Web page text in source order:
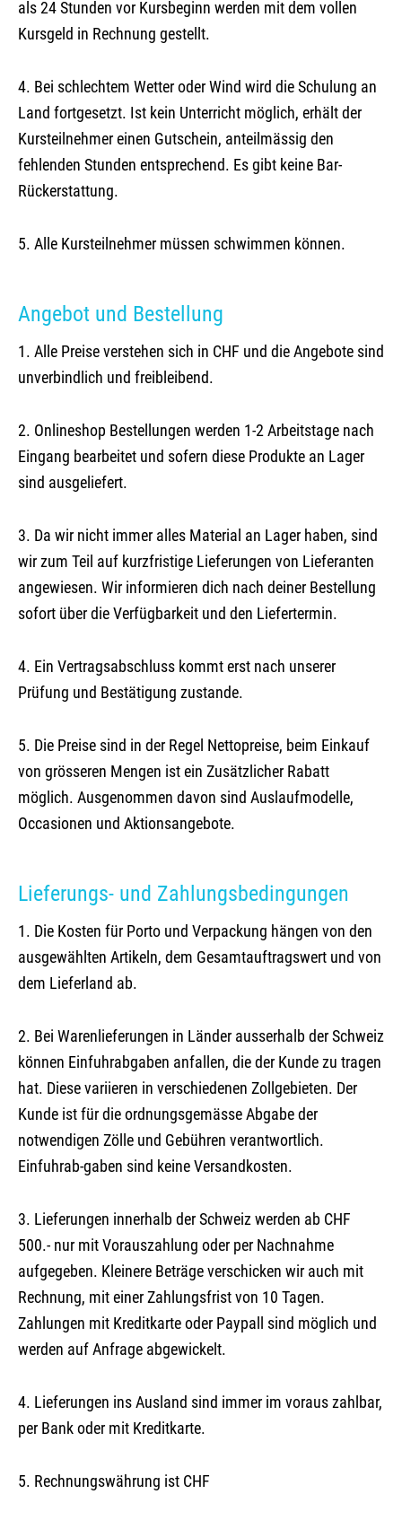
als 24 Stunden vor Kursbeginn werden mit dem vollen
Kursgeld in Rechnung gestellt.
4. Bei schlechtem Wetter oder Wind wird die Schulung an
Land fortgesetzt. Ist kein Unterricht möglich, erhält der
Kursteilnehmer einen Gutschein, anteilmässig den
fehlenden Stunden entsprechend. Es gibt keine Bar-
Rückerstattung.
5. Alle Kursteilnehmer müssen schwimmen können.
Angebot und Bestellung
1. Alle Preise verstehen sich in CHF und die Angebote sind
unverbindlich und freibleibend.
2. Onlineshop Bestellungen werden 1-2 Arbeitstage nach
Eingang bearbeitet und sofern diese Produkte an Lager
sind ausgeliefert.
3. Da wir nicht immer alles Material an Lager haben, sind
wir zum Teil auf kurzfristige Lieferungen von Lieferanten
angewiesen. Wir informieren dich nach deiner Bestellung
sofort über die Verfügbarkeit und den Liefertermin.
4. Ein Vertragsabschluss kommt erst nach unserer
Prüfung und Bestätigung zustande.
5. Die Preise sind in der Regel Nettopreise, beim Einkauf
von grösseren Mengen ist ein Zusätzlicher Rabatt
möglich. Ausgenommen davon sind Auslaufmodelle,
Occasionen und Aktionsangebote.
Lieferungs- und Zahlungsbedingungen
1. Die Kosten für Porto und Verpackung hängen von den
ausgewählten Artikeln, dem Gesamtauftragswert und von
dem Lieferland ab.
2. Bei Warenlieferungen in Länder ausserhalb der Schweiz
können Einfuhrabgaben anfallen, die der Kunde zu tragen
hat. Diese variieren in verschiedenen Zollgebieten. Der
Kunde ist für die ordnungsgemässe Abgabe der
notwendigen Zölle und Gebühren verantwortlich.
Einfuhrab-gaben sind keine Versandkosten.
3. Lieferungen innerhalb der Schweiz werden ab CHF
500.- nur mit Vorauszahlung oder per Nachnahme
aufgegeben. Kleinere Beträge verschicken wir auch mit
Rechnung, mit einer Zahlungsfrist von 10 Tagen.
Zahlungen mit Kreditkarte oder Paypall sind möglich und
werden auf Anfrage abgewickelt.
4. Lieferungen ins Ausland sind immer im voraus zahlbar,
per Bank oder mit Kreditkarte.
5. Rechnungswährung ist CHF